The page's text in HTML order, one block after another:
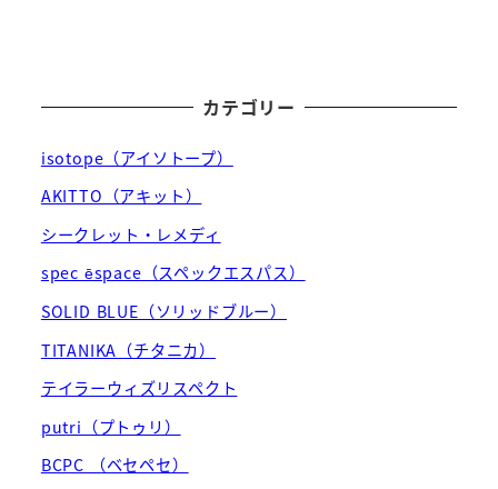
カテゴリー
isotope（アイソトープ）
AKITTO（アキット）
シークレット・レメディ
spec ēspace（スペックエスパス）
SOLID BLUE（ソリッドブルー）
TITANIKA（チタニカ）
テイラーウィズリスペクト
putri（プトゥリ）
BCPC （ベセペセ）